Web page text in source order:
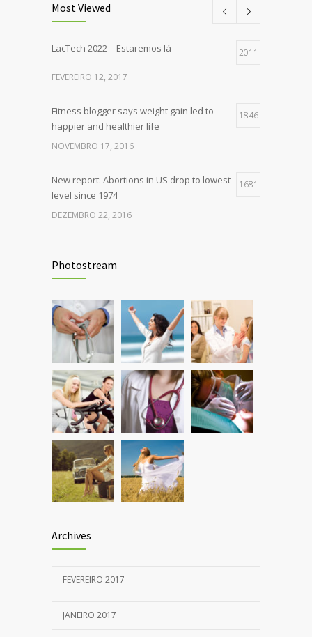
Most Viewed
LacTech 2022 – Estaremos lá 2011
FEVEREIRO 12, 2017
Fitness blogger says weight gain led to
happier and healthier life
1846
NOVEMBRO 17, 2016
New report: Abortions in US drop to lowest
level since 1974
1681
DEZEMBRO 22, 2016
patients and doctors
Can breakfast help keep us thin? Nutrition
science is tricky
1297
JANEIRO 5, 2017
Photostream
Archives
FEVEREIRO 2017
JANEIRO 2017